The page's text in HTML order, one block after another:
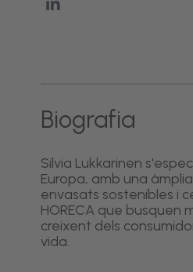
Biografia
Silvia Lukkarinen
Europa, amb una
envasats sostenibles i
HORECA que
creixent dels
vida.